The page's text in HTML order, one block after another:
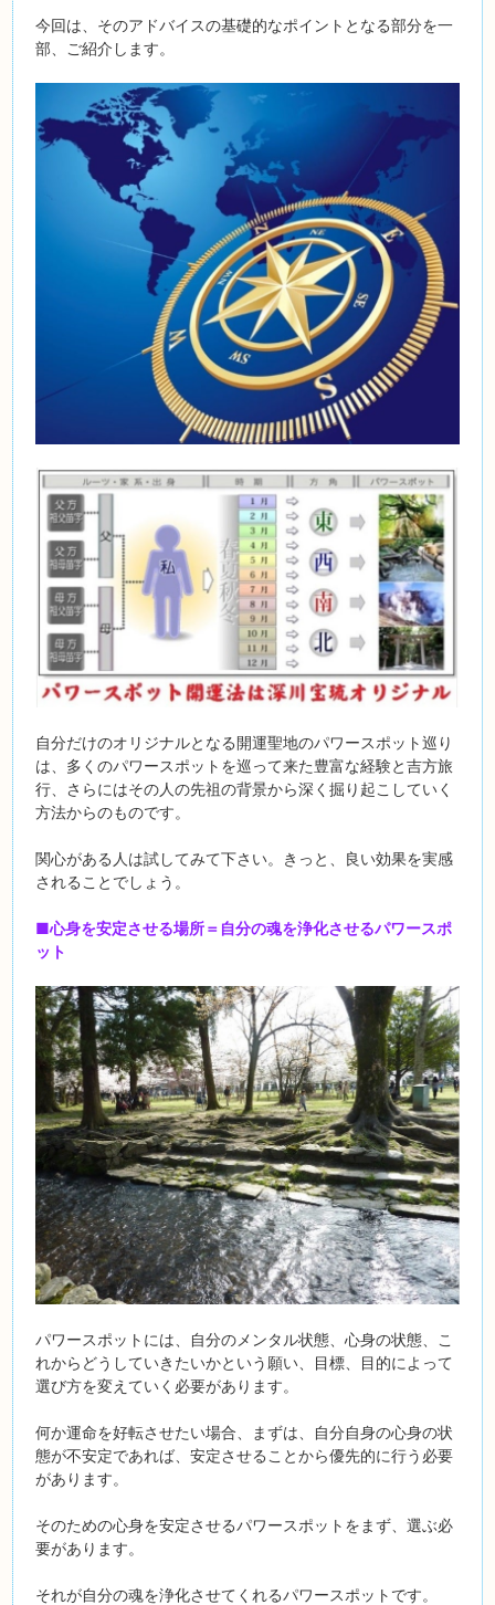
今回は、そのアドバイスの基礎的なポイントとなる部分を一
部、ご紹介します。
自分だけのオリジナルとなる開運聖地のパワースポット巡り
は、多くのパワースポットを巡って来た豊富な経験と吉方旅
行、さらにはその人の先祖の背景から深く掘り起こしていく
方法からのものです。
関心がある人は試してみて下さい。きっと、良い効果を実感
されることでしょう。
■心身を安定させる場所＝自分の魂を浄化させるパワースポ
ット
パワースポットには、自分のメンタル状態、心身の状態、こ
れからどうしていきたいかという願い、目標、目的によって
選び方を変えていく必要があります。
何か運命を好転させたい場合、まずは、自分自身の心身の状
態が不安定であれば、安定させることから優先的に行う必要
があります。
そのための心身を安定させるパワースポットをまず、選ぶ必
要があります。
それが自分の魂を浄化させてくれるパワースポットです。